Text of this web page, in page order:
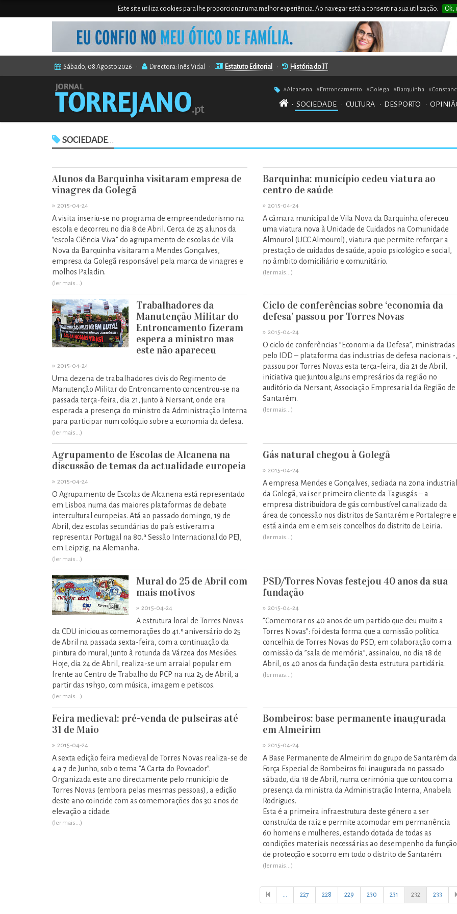
Este site utiliza cookies para lhe proporcionar uma melhor experiência. Ao navegar está a consentir a sua utilização. Ok,
Sábado, 08 Agosto 2026 • Directora: Inês Vidal • Estatuto Editorial • História do JT
#Alcanena #Entroncamento #Golega #Barquinha
• SOCIEDADE • CULTURA • DESPORTO •
SOCIEDADE...
Alunos da Barquinha visitaram empresa de
vinagres da Golegã
» 2015-04-24
A visita inseriu-se no programa de empreendedorismo na
escola e decorreu no dia 8 de Abril. Cerca de 25 alunos da
”escola Ciência Viva” do agrupamento de escolas de Vila
Nova da Barquinha visitaram a Mendes Gonçalves,
empresa da Golegã responsável pela marca de vinagres e
molhos Paladin.
(ler mais...)
Barquinha: município cedeu viatura ao
centro de saúde
» 2015-04-24
A câmara municipal de Vila Nova da Barquinha ofereceu
uma viatura nova à Unidade de Cuidados na Comunidade
Almourol (UCC Almourol), viatura que permite reforçar a
prestação de cuidados de saúde, apoio psicológico e social,
no âmbito domiciliário e comunitário.
(ler mais...)
Trabalhadores da
Manutenção Militar do
Entroncamento fizeram
espera a ministro mas
este não apareceu
» 2015-04-24
Uma dezena de trabalhadores civis do Regimento de
Manutenção Militar do Entroncamento concentrou-se na
passada terça-feira, dia 21, junto à Nersant, onde era
esperada a presença do ministro da Administração Interna
para participar num colóquio sobre a economia da defesa.
(ler mais...)
Ciclo de conferências sobre ‘economia da
defesa’ passou por Torres Novas
» 2015-04-24
O ciclo de conferências ”Economia da Defesa”, ministradas
pelo IDD – plataforma das industrias de defesa nacionais -,
passou por Torres Novas esta terça-feira, dia 21 de Abril,
iniciativa que juntou alguns empresários da região no
auditório da Nersant, Associação Empresarial da Região de
Santarém.
(ler mais...)
Agrupamento de Escolas de Alcanena na
discussão de temas da actualidade europeia
» 2015-04-24
O Agrupamento de Escolas de Alcanena está representado
em Lisboa numa das maiores plataformas de debate
intercultural europeias. Atá ao passado domingo, 19 de
Abril, dez escolas secundárias do país estiveram a
representar Portugal na 80.ª Sessão Internacional do PEJ,
em Leipzig, na Alemanha.
(ler mais...)
Gás natural chegou à Golegã
» 2015-04-24
A empresa Mendes e Gonçalves, sediada na zona industrial
da Golegã, vai ser primeiro cliente da Tagusgás – a
empresa distribuidora de gás combustível canalizado da
área de concessão nos distritos de Santarém e Portalegre e
está ainda em e em seis concelhos do distrito de Leiria.
(ler mais...)
Mural do 25 de Abril com
mais motivos
» 2015-04-24
A estrutura local de Torres Novas
da CDU iniciou as comemorações do 41.º aniversário do 25
de Abril na passada sexta-feira, com a continuação da
pintura do mural, junto à rotunda da Várzea dos Mesiões.
Hoje, dia 24 de Abril, realiza-se um arraial popular em
frente ao Centro de Trabalho do PCP na rua 25 de Abril, a
partir das 19h30, com música, imagem e petiscos.
(ler mais...)
PSD/Torres Novas festejou 40 anos da sua
fundação
» 2015-04-24
”Comemorar os 40 anos de um partido que deu muito a
Torres Novas”: foi desta forma que a comissão política
concelhia de Torres Novas do PSD, em colaboração com a
comissão da ”sala de memória”, assinalou, no dia 18 de
Abril, os 40 anos da fundação desta estrutura partidária.
(ler mais...)
Feira medieval: pré-venda de pulseiras até
31 de Maio
» 2015-04-24
A sexta edição feira medieval de Torres Novas realiza-se de
4 a 7 de Junho, sob o tema ”A Carta do Povoador”.
Organizada este ano directamente pelo município de
Torres Novas (embora pelas mesmas pessoas), a edição
deste ano coincide com as comemorações dos 30 anos de
elevação a cidade.
(ler mais...)
Bombeiros: base permanente inaugurada
em Almeirim
» 2015-04-24
A Base Permanente de Almeirim do grupo de Santarém da
Força Especial de Bombeiros foi inaugurada no passado
sábado, dia 18 de Abril, numa cerimónia que contou com a
presença da ministra da Administração Interna, Anabela
Rodrigues.
Esta é a primeira infraestrutura deste género a ser
construída de raiz e permite acomodar em permanência
60 homens e mulheres, estando dotada de todas as
condições materiais necessárias ao desempenho da função
de protecção e socorro em todo o distrito de Santarém.
(ler mais...)
... 227 228 229 230 231 232 233